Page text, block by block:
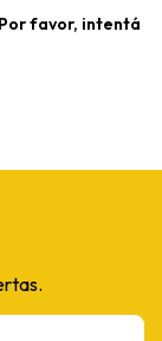
favor, intentá